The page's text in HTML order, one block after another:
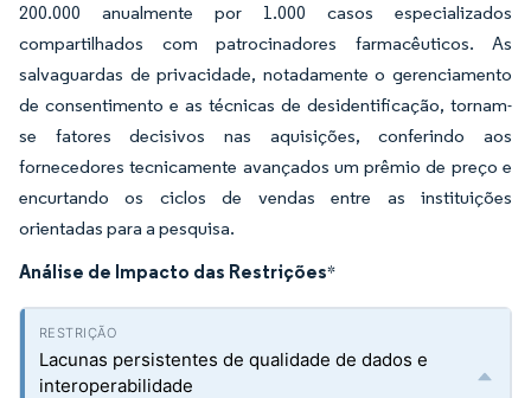
200.000 anualmente por 1.000 casos especializados
compartilhados com patrocinadores farmacêuticos. As
salvaguardas de privacidade, notadamente o gerenciamento
de consentimento e as técnicas de desidentificação, tornam-
se fatores decisivos nas aquisições, conferindo aos
fornecedores tecnicamente avançados um prêmio de preço e
encurtando os ciclos de vendas entre as instituições
orientadas para a pesquisa.
Análise de Impacto das Restrições*
Lacunas persistentes de qualidade de dados e
interoperabilidade